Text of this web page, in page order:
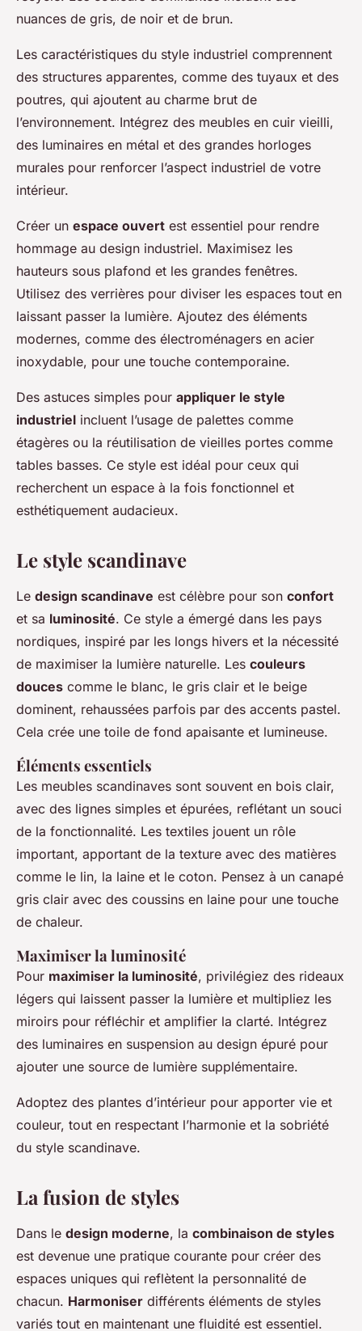
nuances de gris, de noir et de brun.
Les caractéristiques du style industriel comprennent
des structures apparentes, comme des tuyaux et des
poutres, qui ajoutent au charme brut de
l’environnement. Intégrez des meubles en cuir vieilli,
des luminaires en métal et des grandes horloges
murales pour renforcer l’aspect industriel de votre
intérieur.
Créer un espace ouvert est essentiel pour rendre
hommage au design industriel. Maximisez les
hauteurs sous plafond et les grandes fenêtres.
Utilisez des verrières pour diviser les espaces tout en
laissant passer la lumière. Ajoutez des éléments
modernes, comme des électroménagers en acier
inoxydable, pour une touche contemporaine.
Des astuces simples pour appliquer le style
industriel incluent l’usage de palettes comme
étagères ou la réutilisation de vieilles portes comme
tables basses. Ce style est idéal pour ceux qui
recherchent un espace à la fois fonctionnel et
esthétiquement audacieux.
Le style scandinave
Le design scandinave est célèbre pour son confort
et sa luminosité. Ce style a émergé dans les pays
nordiques, inspiré par les longs hivers et la nécessité
de maximiser la lumière naturelle. Les couleurs
douces comme le blanc, le gris clair et le beige
dominent, rehaussées parfois par des accents pastel.
Cela crée une toile de fond apaisante et lumineuse.
Éléments essentiels
Les meubles scandinaves sont souvent en bois clair,
avec des lignes simples et épurées, reflétant un souci
de la fonctionnalité. Les textiles jouent un rôle
important, apportant de la texture avec des matières
comme le lin, la laine et le coton. Pensez à un canapé
gris clair avec des coussins en laine pour une touche
de chaleur.
Maximiser la luminosité
Pour maximiser la luminosité, privilégiez des rideaux
légers qui laissent passer la lumière et multipliez les
miroirs pour réfléchir et amplifier la clarté. Intégrez
des luminaires en suspension au design épuré pour
ajouter une source de lumière supplémentaire.
Adoptez des plantes d’intérieur pour apporter vie et
couleur, tout en respectant l’harmonie et la sobriété
du style scandinave.
La fusion de styles
Dans le design moderne, la combinaison de styles
est devenue une pratique courante pour créer des
espaces uniques qui reflètent la personnalité de
chacun. Harmoniser différents éléments de styles
variés tout en maintenant une fluidité est essentiel.